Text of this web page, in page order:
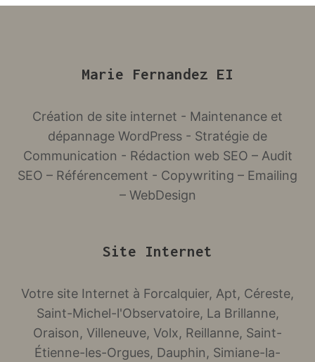
Marie Fernandez EI
Création de site internet - Maintenance et
dépannage WordPress - Stratégie de
Communication - Rédaction web SEO – Audit
SEO – Référencement - Copywriting – Emailing
– WebDesign
Site Internet
Votre site Internet à Forcalquier, Apt, Céreste,
Saint-Michel-l'Observatoire, La Brillanne,
Oraison, Villeneuve, Volx, Reillanne, Saint-
Étienne-les-Orgues, Dauphin, Simiane-la-